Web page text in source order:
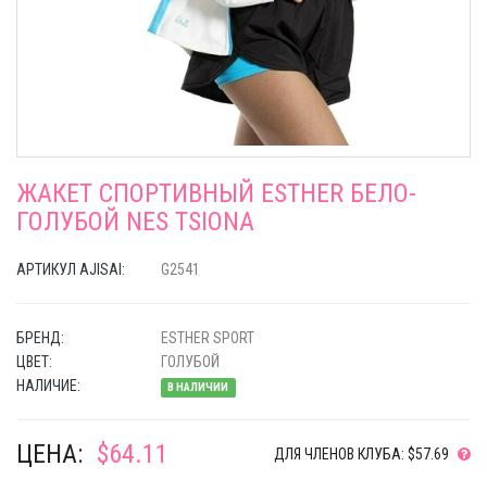
ЖАКЕТ СПОРТИВНЫЙ ESTHER БЕЛО-
ГОЛУБОЙ NES TSIONA
АРТИКУЛ AJISAI: G2541
БРЕНД:
ESTHER SPORT
ЦВЕТ:
ГОЛУБОЙ
НАЛИЧИЕ:
В НАЛИЧИИ
ЦЕНА: $64.11 ДЛЯ ЧЛЕНОВ КЛУБА: $57.69